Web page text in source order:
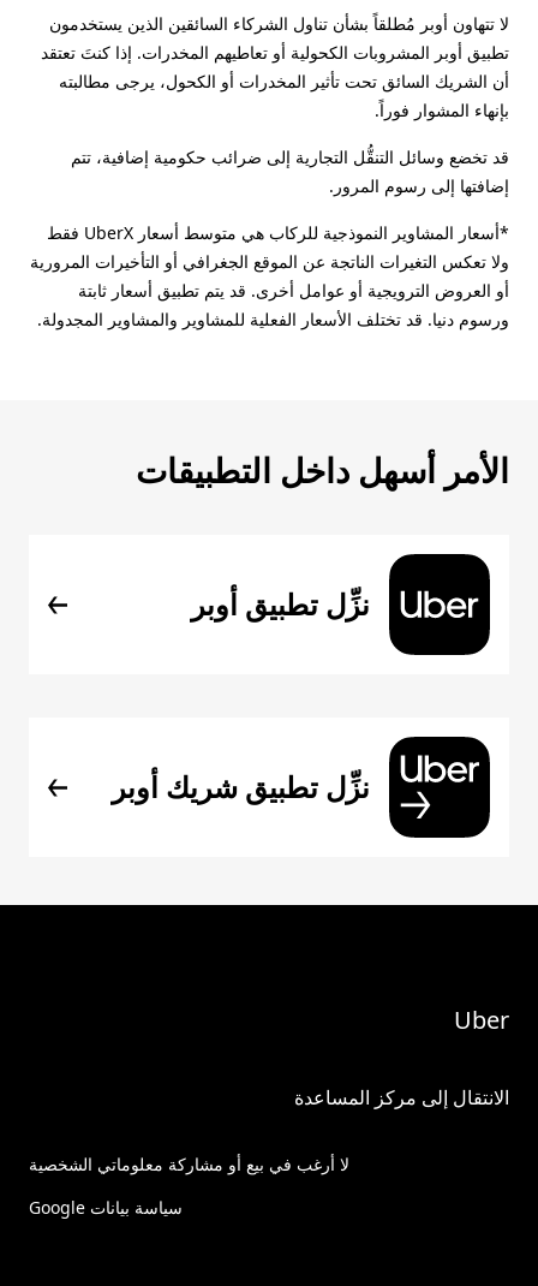
لا تتهاون أوبر مُطلقاً بشأن تناول الشركاء السائقين الذين يستخدمون
تطبيق أوبر المشروبات الكحولية أو تعاطيهم المخدرات. إذا كنتَ تعتقد
أن الشريك السائق تحت تأثير المخدرات أو الكحول، يرجى مطالبته
بإنهاء المشوار فوراً.
قد تخضع وسائل التنقُّل التجارية إلى ضرائب حكومية إضافية، تتم
إضافتها إلى رسوم المرور.
*أسعار المشاوير النموذجية للركاب هي متوسط أسعار UberX فقط
ولا تعكس التغيرات الناتجة عن الموقع الجغرافي أو التأخيرات المرورية
أو العروض الترويجية أو عوامل أخرى. قد يتم تطبيق أسعار ثابتة
ورسوم دنيا. قد تختلف الأسعار الفعلية للمشاوير والمشاوير المجدولة.
الأمر أسهل داخل التطبيقات
نزِّل تطبيق أوبر
نزِّل تطبيق شريك أوبر
Uber
الانتقال إلى مركز المساعدة
لا أرغب في بيع أو مشاركة معلوماتي الشخصية
سياسة بيانات Google